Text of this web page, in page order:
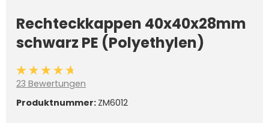
Rechteckkappen 40x40x28mm
schwarz PE (Polyethylen)
Durchschnittliche Bewertung von 4.8 von 5 Sternen
23 Bewertungen
Produktnummer: ZM6012